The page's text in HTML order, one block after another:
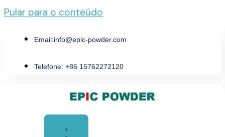
Pular para o conteúdo
Email:info@epic-powder.com
Telefone: +86 15762272120